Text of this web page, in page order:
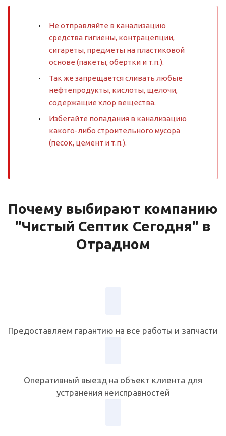
Не отправляйте в канализацию
средства гигиены, контрацепции,
сигареты, предметы на пластиковой
основе (пакеты, обертки и т.п.).
Так же запрещается сливать любые
нефтепродукты, кислоты, щелочи,
содержащие хлор вещества.
Избегайте попадания в канализацию
какого-либо строительного мусора
(песок, цемент и т.п.).
Почему выбирают компанию
"Чистый Септик Сегодня" в
Отрадном
Предоставляем гарантию на все работы и запчасти
Оперативный выезд на объект клиента для
устранения неисправностей